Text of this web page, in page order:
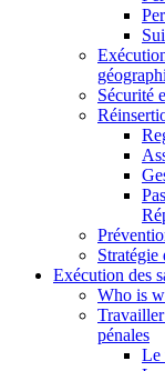
Sécurité
Exécution des
Who is
pénales
Le